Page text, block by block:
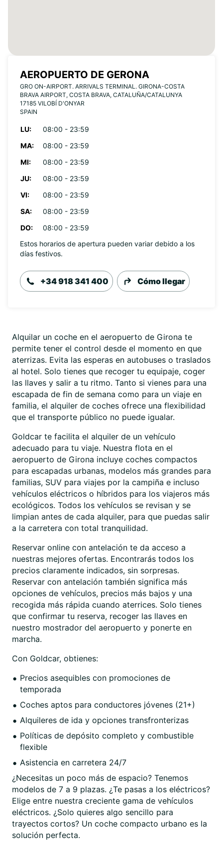
AEROPUERTO DE GERONA
GRO ON-AIRPORT. ARRIVALS TERMINAL. GIRONA-COSTA
BRAVA AIRPORT, COSTA BRAVA, CATALUÑA/CATALUNYA
17185 VILOBÍ D'ONYAR
SPAIN
LU:
08:00 - 23:59
MA:
08:00 - 23:59
MI:
08:00 - 23:59
JU:
08:00 - 23:59
VI:
08:00 - 23:59
SA:
08:00 - 23:59
DO:
08:00 - 23:59
Estos horarios de apertura pueden variar debido a los
días festivos.
+34 918 341 400 Cómo llegar
Alquilar un coche en el aeropuerto de Girona te
permite tener el control desde el momento en que
aterrizas. Evita las esperas en autobuses o traslados
al hotel. Solo tienes que recoger tu equipaje, coger
las llaves y salir a tu ritmo. Tanto si vienes para una
escapada de fin de semana como para un viaje en
familia, el alquiler de coches ofrece una flexibilidad
que el transporte público no puede igualar.
Goldcar te facilita el alquiler de un vehículo
adecuado para tu viaje. Nuestra flota en el
aeropuerto de Girona incluye coches compactos
para escapadas urbanas, modelos más grandes para
familias, SUV para viajes por la campiña e incluso
vehículos eléctricos o híbridos para los viajeros más
ecológicos. Todos los vehículos se revisan y se
limpian antes de cada alquiler, para que puedas salir
a la carretera con total tranquilidad.
Reservar online con antelación te da acceso a
nuestras mejores ofertas. Encontrarás todos los
precios claramente indicados, sin sorpresas.
Reservar con antelación también significa más
opciones de vehículos, precios más bajos y una
recogida más rápida cuando aterrices. Solo tienes
que confirmar tu reserva, recoger las llaves en
nuestro mostrador del aeropuerto y ponerte en
marcha.
Con Goldcar, obtienes:
Precios asequibles con promociones de
temporada
Coches aptos para conductores jóvenes (21+)
Alquileres de ida y opciones transfronterizas
Políticas de depósito completo y combustible
flexible
Asistencia en carretera 24/7
¿Necesitas un poco más de espacio? Tenemos
modelos de 7 a 9 plazas. ¿Te pasas a los eléctricos?
Elige entre nuestra creciente gama de vehículos
eléctricos. ¿Solo quieres algo sencillo para
trayectos cortos? Un coche compacto urbano es la
solución perfecta.